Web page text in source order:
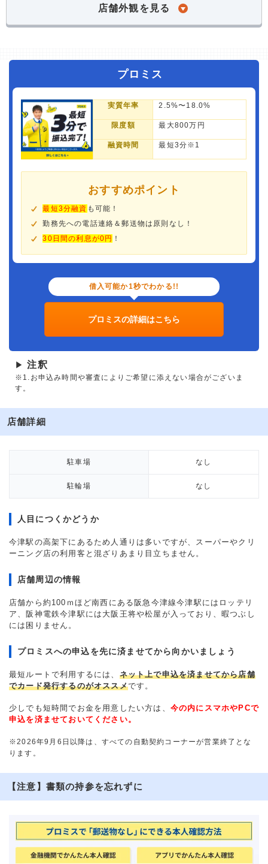
店舗外観を見る
プロミス
実質年率 2.5%〜18.0%
限度額 最大800万円
融資時間 最短3分※1
おすすめポイント
最短3分融資 も可能！
勤務先への電話連絡＆郵送物は原則なし！
30日間の利息が0円 ！
借入可能か1秒でわかる!!
プロミスの詳細はこちら
▶ 注釈
※1.お申込み時間や審査によりご希望に添えない場合がございま
す。
店舗詳細
駐車場 なし
駐輪場 なし
人目につくかどうか
今津駅の高架下にあるため人通りは多いですが、スーパーやクリ
ーニング店の利用客と混ざりあまり目立ちません。
店舗周辺の情報
店舗から約100ｍほど南西にある阪急今津線今津駅にはロッテリ
ア、阪神電鉄今津駅には大阪王将や松屋が入っており、暇つぶし
には困りません。
プロミスへの申込を先に済ませてから向かいましょう
最短ルートで利用するには、 ネット上で申込を済ませてから店舗
でカード発行するのがオススメです。
少しでも短時間でお金を用意したい方は、 今の内にスマホやPCで
申込を済ませておいてください。
※2026年9月6日以降は、すべての自動契約コーナーが営業終了とな
ります。
【注意】書類の持参を忘れずに